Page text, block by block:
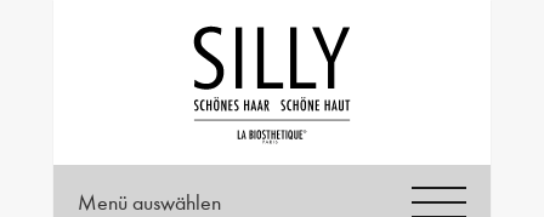
Menü auswählen